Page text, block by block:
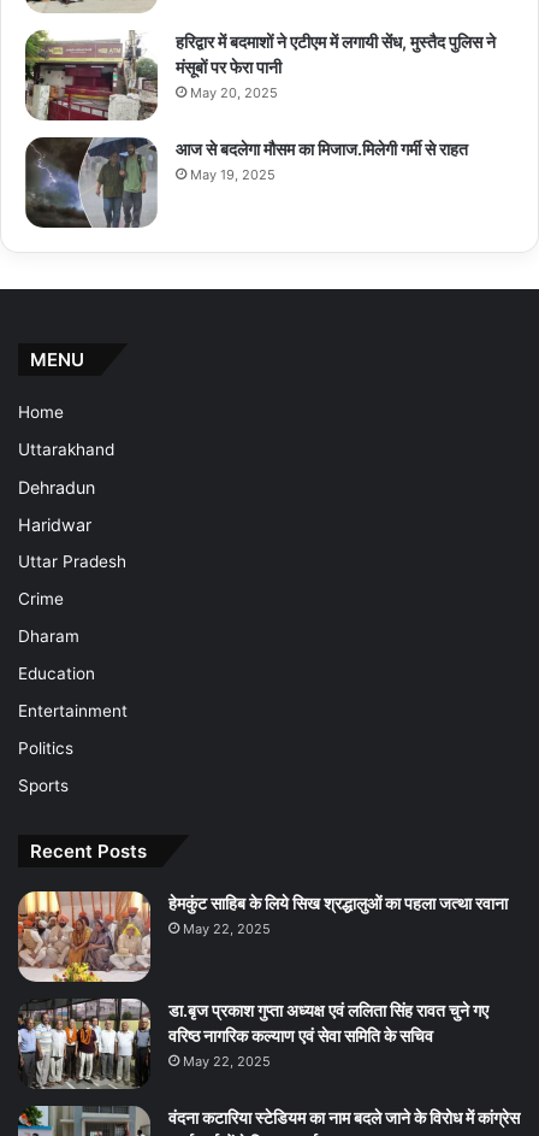
हरिद्वार में बदमाशों ने एटीएम में लगायी सेंध, मुस्तैद पुलिस ने
मंसूबों पर फेरा पानी
May 20, 2025
आज से बदलेगा मौसम का मिजाज.मिलेगी गर्मी से राहत
May 19, 2025
MENU
Home
Uttarakhand
Dehradun
Haridwar
Uttar Pradesh
Crime
Dharam
Education
Entertainment
Politics
Sports
Recent Posts
हेमकुंट साहिब के लिये सिख श्रद्धालुओं का पहला जत्था रवाना
May 22, 2025
डा.बृज प्रकाश गुप्ता अध्यक्ष एवं ललिता सिंह रावत चुने गए
वरिष्ठ नागरिक कल्याण एवं सेवा समिति के सचिव
May 22, 2025
वंदना कटारिया स्टेडियम का नाम बदले जाने के विरोध में कांग्रेस